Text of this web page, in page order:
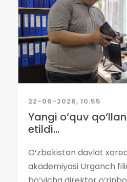
22-06-2026, 10:55
Yangi o‘quv
etildi...
O‘zbekiston davlat
akademiyasi Urganch